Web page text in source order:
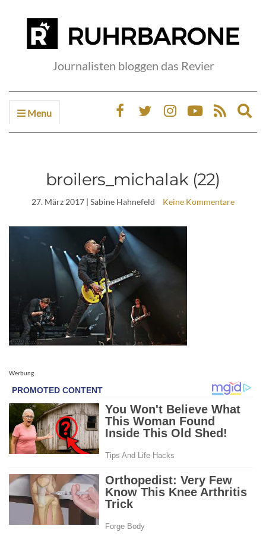
Journalisten bloggen das Revier
Menu
broilers_michalak (22)
27. März 2017 | Sabine Hahnefeld Keine Kommentare
Werbung